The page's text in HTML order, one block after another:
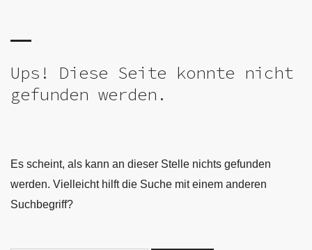
Ups! Diese Seite konnte nicht
gefunden werden.
Es scheint, als kann an dieser Stelle nichts gefunden
werden. Vielleicht hilft die Suche mit einem anderen
Suchbegriff?